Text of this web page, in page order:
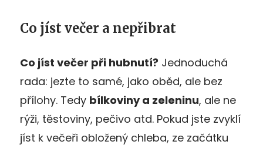
Co jíst večer a nepřibrat
Co jíst večer při hubnutí? Jednoduchá
rada: jezte to samé, jako oběd, ale bez
přílohy. Tedy bílkoviny a zeleninu, ale ne
rýži, těstoviny, pečivo atd. Pokud jste zvyklí
jíst k večeři obložený chleba, ze začátku